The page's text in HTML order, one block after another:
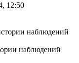
12:50
наблюдений